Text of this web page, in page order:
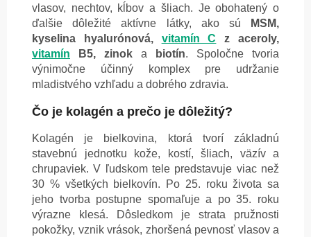
vlasov, nechtov, kĺbov a šliach. Je obohatený o
ďalšie dôležité aktívne látky, ako sú
MSM,
kyselina hyalurónová, vitamín C z aceroly,
vitamín B5, zinok a biotín. Spoločne tvoria
výnimočne účinný komplex pre udržanie
mladistvého vzhľadu a dobrého zdravia.
Čo je kolagén a prečo je dôležitý?
Kolagén je bielkovina, ktorá tvorí základnú
stavebnú jednotku kože, kostí, šliach, väzív a
chrupaviek. V ľudskom tele predstavuje viac než
30 % všetkých bielkovín. Po 25. roku života sa
jeho tvorba postupne spomaľuje a po 35. roku
výrazne klesá. Dôsledkom je strata pružnosti
pokožky, vznik vrások, zhoršená pevnosť vlasov a